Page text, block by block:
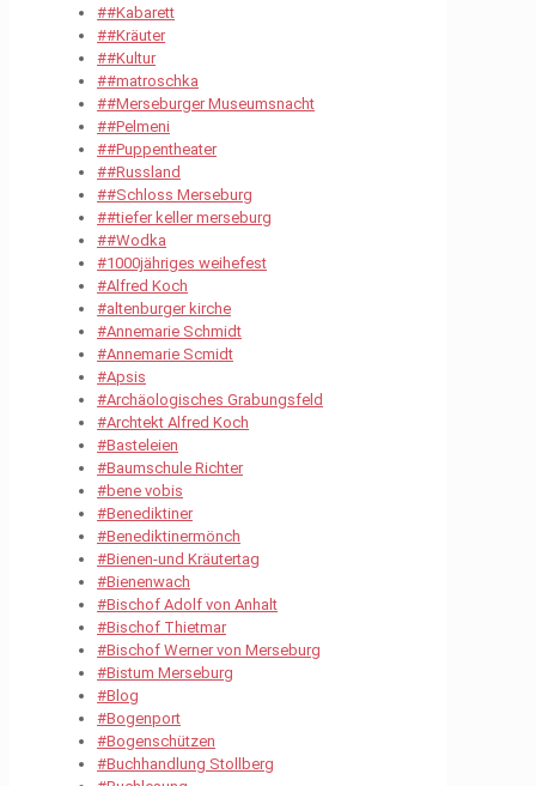
##Kabarett
##Kräuter
##Kultur
##matroschka
##Merseburger Museumsnacht
##Pelmeni
##Puppentheater
##Russland
##Schloss Merseburg
##tiefer keller merseburg
##Wodka
#1000jähriges weihefest
#Alfred Koch
#altenburger kirche
#Annemarie Schmidt
#Annemarie Scmidt
#Apsis
#Archäologisches Grabungsfeld
#Archtekt Alfred Koch
#Basteleien
#Baumschule Richter
#bene vobis
#Benediktiner
#Benediktinermönch
#Bienen-und Kräutertag
#Bienenwach
#Bischof Adolf von Anhalt
#Bischof Thietmar
#Bischof Werner von Merseburg
#Bistum Merseburg
#Blog
#Bogenport
#Bogenschützen
#Buchhandlung Stollberg